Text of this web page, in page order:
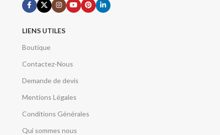
LIENS UTILES
Boutique
Contactez-Nous
Demande de devis
Mentions Légales
Conditions Générales
Qui sommes nous